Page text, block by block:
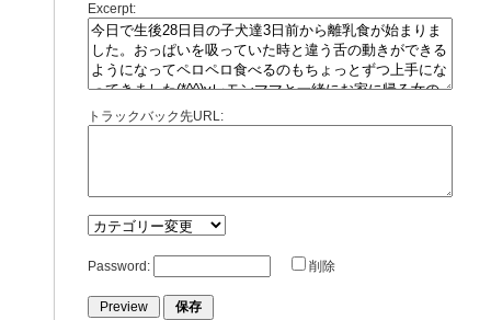
Excerpt:
トラックバック先URL:
Password: 削除